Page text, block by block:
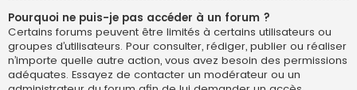
Pourquoi ne puis-je pas accéder à un forum ?
Certains forums peuvent être limités à certains utilisateurs ou
groupes d’utilisateurs. Pour consulter, rédiger, publier ou réaliser
n’importe quelle autre action, vous avez besoin des permissions
adéquates. Essayez de contacter un modérateur ou un